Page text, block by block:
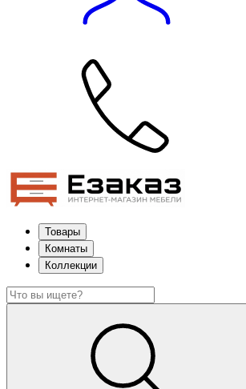
Товары
Комнаты
Коллекции